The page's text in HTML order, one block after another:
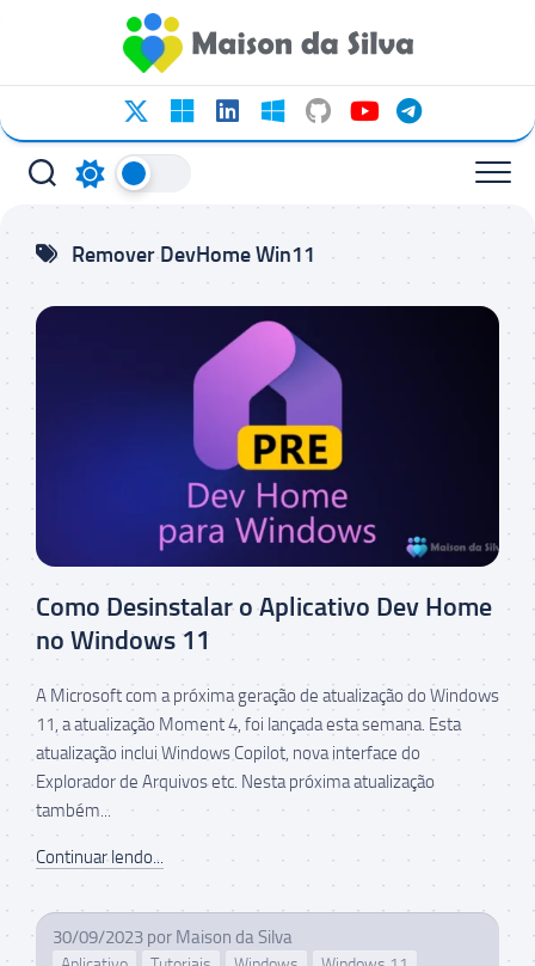
conteúdo
Remover DevHome Win11
Como Desinstalar o Aplicativo Dev Home
no Windows 11
A Microsoft com a próxima geração de atualização do Windows
11, a atualização Moment 4, foi lançada esta semana. Esta
atualização inclui Windows Copilot, nova interface do
Explorador de Arquivos etc. Nesta próxima atualização
também...
Continuar lendo...
30/09/2023 por Maison da Silva